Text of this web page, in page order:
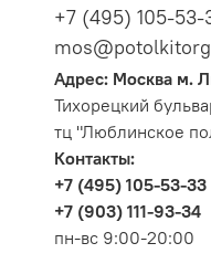
+7 (495) 105-53-
Адрес: Москва м.
Тихорецкий
тц "Люблинское
Контакты:
+7 (495) 105-53-33
+7 (903) 111-93-34
пн-вс 9:00-20:00